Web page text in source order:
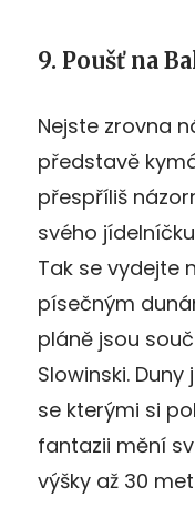
9. Poušť na
Nejste zrovna
představě
přespříliš
svého
Tak se vydejte
písečným
pláně jsou
Slowinski.
se kterými si
fantazii mění
výšky až 30